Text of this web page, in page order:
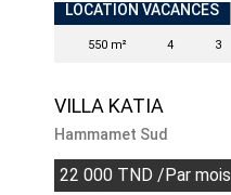
INDISPONIBLE
LOCATION VACANCES
550 m² 4 3
VILLA KATIA
Hammamet Sud
22 000 TND /Par mois